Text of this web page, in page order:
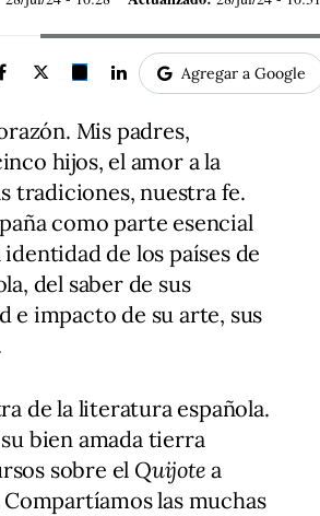
Agregar a Google
Mis padres,
hijos, el amor a la
tradiciones, nuestra fe.
como parte esencial
de los países de
del saber de sus
e impacto de su arte, sus
de la literatura española.
bien amada tierra
sobre el Quijote a
las muchas